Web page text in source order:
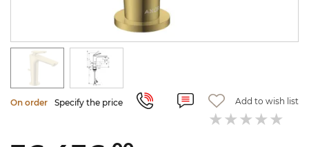
On order Specify the price Add to wish list